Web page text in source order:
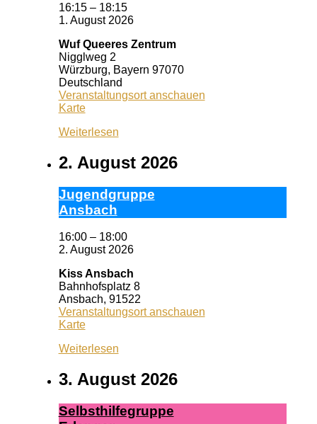
16:15 – 18:15
1. August 2026
Wuf Queeres Zentrum
Nigglweg 2
Würzburg, Bayern 97070
Deutschland
Veranstaltungsort anschauen
KarteWuf
Zentrum
Weiterlesen
2. August 2026
Ju­gend­grup­pe
Ans­bach
16:00 – 18:00
2. August 2026
Kiss Ansbach
Bahnhofsplatz 8
Ansbach, 91522
Veranstaltungsort anschauen
KarteKiss
Weiterlesen
3. August 2026
Selbst­hil­fe­grup­pe